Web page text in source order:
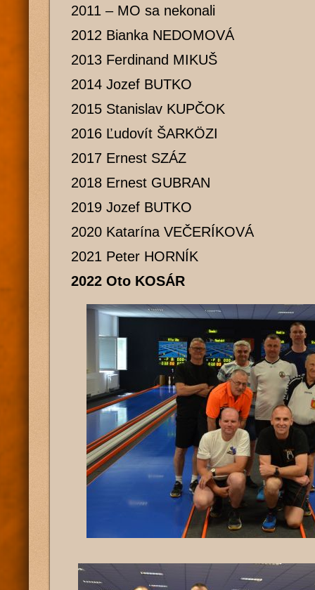
2011 – MO sa nekonali
2012 Bianka NEDOMOVÁ
2013 Ferdinand MIKUŠ
2014 Jozef BUTKO
2015 Stanislav KUPČOK
2016 Ľudovít ŠARKÖZI
2017 Ernest SZÁZ
2018 Ernest GUBRAN
2019 Jozef BUTKO
2020 Katarína VEČERÍKOVÁ
2021 Peter HORNÍK
2022 Oto KOSÁR